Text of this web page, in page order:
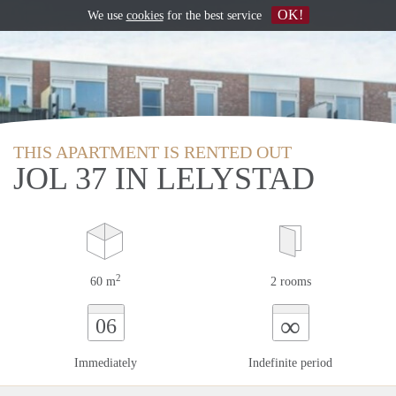
THIS APARTMENT IS RENTED OUT
JOL 37 IN LELYSTAD
60 m2 2 rooms
06
Immediately
∞
Indefinite period
We use cookiesfor the best service OK!